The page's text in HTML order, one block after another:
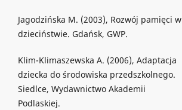
Jagodzińska M. (2003), Rozwój pamięci w
dzieciństwie. Gdańsk, GWP.
Klim-Klimaszewska A. (2006), Adaptacja
dziecka do środowiska przedszkolnego.
Siedlce, Wydawnictwo Akademii
Podlaskiej.